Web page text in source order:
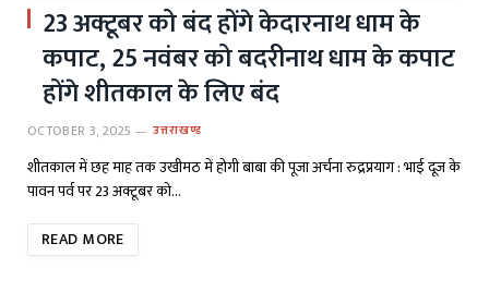
23 अक्टूबर को बंद होंगे केदारनाथ धाम के
कपाट, 25 नवंबर को बदरीनाथ धाम के कपाट
होंगे शीतकाल के लिए बंद
OCTOBER 3, 2025 उत्तराखण्ड
शीतकाल में छह माह तक उखीमठ में होगी बाबा की पूजा अर्चना रुद्रप्रयाग : भाई दूज के
पावन पर्व पर 23 अक्टूबर को…
READ MORE